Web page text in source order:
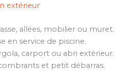
extérieur
allées, mobilier ou muret.
en service de piscine.
carport ou abri extérieur.
et petit débarras.